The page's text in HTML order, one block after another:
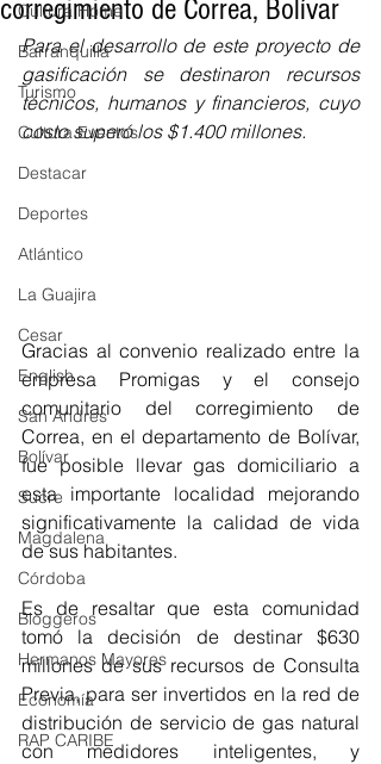
Cultura Home
Barranquilla
Turismo
Cultura Eventos
Destacar
Deportes
Atlántico
La Guajira
Cesar
English
San Andres
Bolívar
Sucre
Magdalena
Córdoba
Bloggeros
Hermanos Mayores
Economía
RAP CARIBE
corregimiento de Correa, Bolívar
Para el desarrollo de este proyecto de
gasificación se destinaron recursos
técnicos, humanos y financieros, cuyo
costo superó los $1.400 millones.
Gracias al convenio realizado entre la
empresa Promigas y el consejo
comunitario del corregimiento de
Correa, en el departamento de Bolívar,
fue posible llevar gas domiciliario a
esta importante localidad mejorando
significativamente la calidad de vida
de sus habitantes.
Es de resaltar que esta comunidad
tomó la decisión de destinar $630
millones de sus recursos de Consulta
Previa, para ser invertidos en la red de
distribución de servicio de gas natural
con medidores inteligentes, y